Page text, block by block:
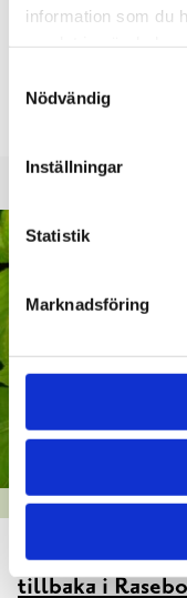
information som du
Nödvändig
Inställningar
Statistik
Marknadsföring
14.07.2026
Svartå gamla station,
BOENDE OCH MILJÖ
Crowdsorsas
tillbaka i